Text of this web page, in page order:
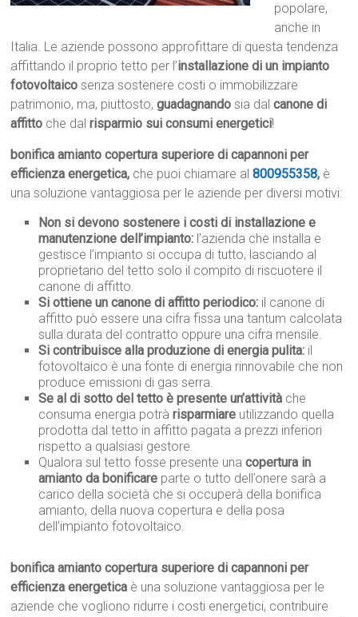
popolare,
anche in
Italia. Le aziende possono approfittare di questa tendenza
affittando il proprio tetto per l’installazione di un impianto
fotovoltaico senza sostenere costi o immobilizzare
patrimonio, ma, piuttosto,guadagnando sia dalcanone di
affitto che dalrisparmio sui consumi energetici!
bonifica amianto copertura superiore di capannoni per
efficienza energetica, che puoi chiamare al800955358, è
una soluzione vantaggiosa per le aziende per diversi motivi:
Non si devono sostenere i costi di installazione e
manutenzione dell’impianto: l’azienda che installa e
gestisce l’impianto si occupa di tutto, lasciando al
proprietario del tetto solo il compito di riscuotere il
canone di affitto.
Si ottiene un canone di affitto periodico: il canone di
affitto può essere una cifra fissa una tantum calcolata
sulla durata del contratto oppure una cifra mensile.
Si contribuisce alla produzione di energia pulita: il
fotovoltaico è una fonte di energia rinnovabile che non
produce emissioni di gas serra.
Se al di sotto del tetto è presente un’attività che
consuma energia potràrisparmiare utilizzando quella
prodotta dal tetto in affitto pagata a prezzi inferiori
rispetto a qualsiasi gestore.
Qualora sul tetto fosse presente unacopertura in
amianto da bonificare parte o tutto dell’onere sarà a
carico della società che si occuperà della bonifica
amianto, della nuova copertura e della posa
dell’impianto fotovoltaico.
bonifica amianto copertura superiore di capannoni per
efficienza energetica è una soluzione vantaggiosa per le
aziende che vogliono ridurre i costi energetici, contribuire